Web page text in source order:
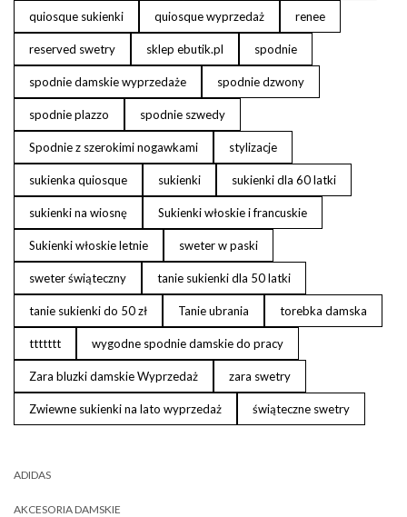
quiosque sukienki quiosque wyprzedaż renee
reserved swetry sklep ebutik.pl spodnie
spodnie damskie wyprzedaże spodnie dzwony
spodnie plazzo spodnie szwedy
Spodnie z szerokimi nogawkami stylizacje
sukienka quiosque sukienki sukienki dla 60 latki
sukienki na wiosnę Sukienki włoskie i francuskie
Sukienki włoskie letnie sweter w paski
sweter świąteczny tanie sukienki dla 50 latki
tanie sukienki do 50 zł Tanie ubrania torebka damska
ttttttt wygodne spodnie damskie do pracy
Zara bluzki damskie Wyprzedaż zara swetry
Zwiewne sukienki na lato wyprzedaż świąteczne swetry
ADIDAS
AKCESORIA DAMSKIE